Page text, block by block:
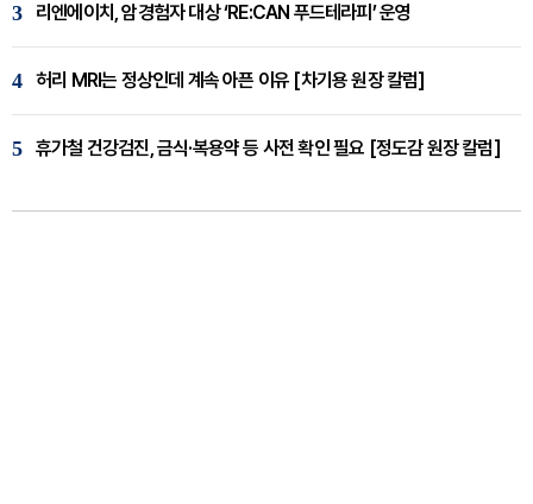
3 리엔에이치, 암경험자 대상 ‘RE:CAN 푸드테라피’ 운영
4 허리 MRI는 정상인데 계속 아픈 이유 [차기용 원장 칼럼]
5 휴가철 건강검진, 금식·복용약 등 사전 확인 필요 [정도감 원장 칼럼]